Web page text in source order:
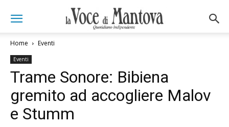
Home Eventi
Eventi
Trame Sonore: Bibiena
gremito ad accogliere Malov
e Stumm